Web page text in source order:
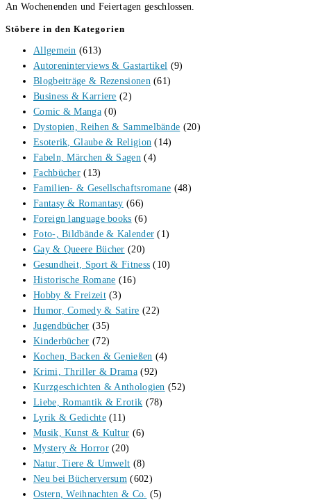
An Wochenenden und Feiertagen geschlossen.
Stöbere in den Kategorien
Allgemein (613)
Autoreninterviews & Gastartikel (9)
Blogbeiträge & Rezensionen (61)
Business & Karriere (2)
Comic & Manga (0)
Dystopien, Reihen & Sammelbände (20)
Esoterik, Glaube & Religion (14)
Fabeln, Märchen & Sagen (4)
Fachbücher (13)
Familien- & Gesellschaftsromane (48)
Fantasy & Romantasy (66)
Foreign language books (6)
Foto-, Bildbände & Kalender (1)
Gay & Queere Bücher (20)
Gesundheit, Sport & Fitness (10)
Historische Romane (16)
Hobby & Freizeit (3)
Humor, Comedy & Satire (22)
Jugendbücher (35)
Kinderbücher (72)
Kochen, Backen & Genießen (4)
Krimi, Thriller & Drama (92)
Kurzgeschichten & Anthologien (52)
Liebe, Romantik & Erotik (78)
Lyrik & Gedichte (11)
Musik, Kunst & Kultur (6)
Mystery & Horror (20)
Natur, Tiere & Umwelt (8)
Neu bei Bücherversum (602)
Ostern, Weihnachten & Co. (5)